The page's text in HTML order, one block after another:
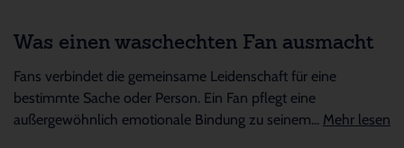
Was einen waschechten Fan ausmacht
Fans verbindet die gemeinsame Leidenschaft für eine
bestimmte Sache oder Person. Ein Fan pflegt eine
außergewöhnlich emotionale Bindung zu seinem... Mehr lesen